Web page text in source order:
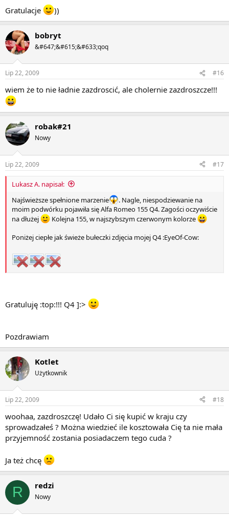
Gratulacje ))
bobryt
&#647;&#615;&#633;qoq
Lip 22, 2009 #16
wiem że to nie ładnie zazdroscić, ale cholernie zazdroszcze!!!
robak#21
Nowy
Lip 22, 2009 #17
Lukasz A. napisał:
Najświeższe spełnione marzenie
. Nagle, niespodziewanie na
moim podwórku pojawiła się Alfa Romeo 155 Q4. Zagości oczywiście
na dłużej
Kolejna 155, w najszybszym czerwonym kolorze
Poniżej ciepłe jak świeże bułeczki zdjęcia mojej Q4 :EyeOf-Cow:
Gratuluję :top:!!! Q4 ]:>
Pozdrawiam
Kotlet
Użytkownik
Lip 22, 2009 #18
woohaa, zazdroszczę! Udało Ci się kupić w kraju czy
sprowadzałeś ? Można wiedzieć ile kosztowała Cię ta nie mała
przyjemność zostania posiadaczem tego cuda ?
Ja też chcę
R redzi
Nowy